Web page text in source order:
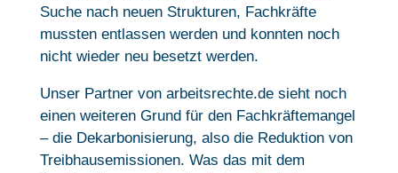
Suche nach neuen Strukturen, Fachkräfte
mussten entlassen werden und konnten noch
nicht wieder neu besetzt werden.
Unser Partner von arbeitsrechte.de sieht noch
einen weiteren Grund für den Fachkräftemangel
– die Dekarbonisierung, also die Reduktion von
Treibhausemissionen. Was das mit dem